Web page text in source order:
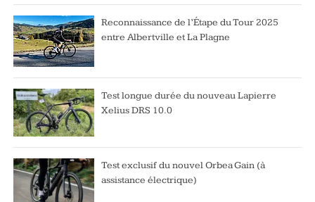
Reconnaissance de l’Étape du Tour 2025
entre Albertville et La Plagne
Test longue durée du nouveau Lapierre
Xelius DRS 10.0
Test exclusif du nouvel Orbea Gain (à
assistance électrique)